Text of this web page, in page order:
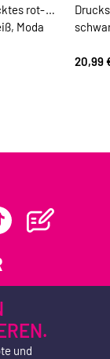
rot-
Moda
20,99
und